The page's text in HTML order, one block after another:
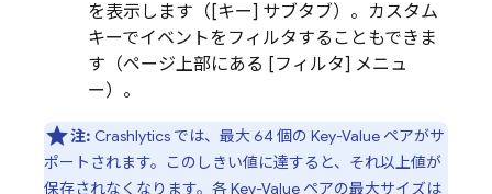
を表示します（[キー] サブタブ）。カスタム
キーでイベントをフィルタすることもできま
す（ページ上部にある [フィルタ] メニュ
ー）。
注: Crashlyticsでは、最大 64 個の Key-Value ペアがサ
ポートされます。このしきい値に達すると、それ以上値が
保存されなくなります。各 Key-Value ペアの最大サイズは